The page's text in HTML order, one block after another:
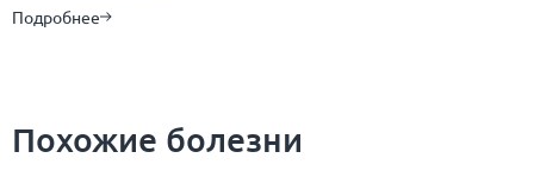
Подробнее
Похожие болезни